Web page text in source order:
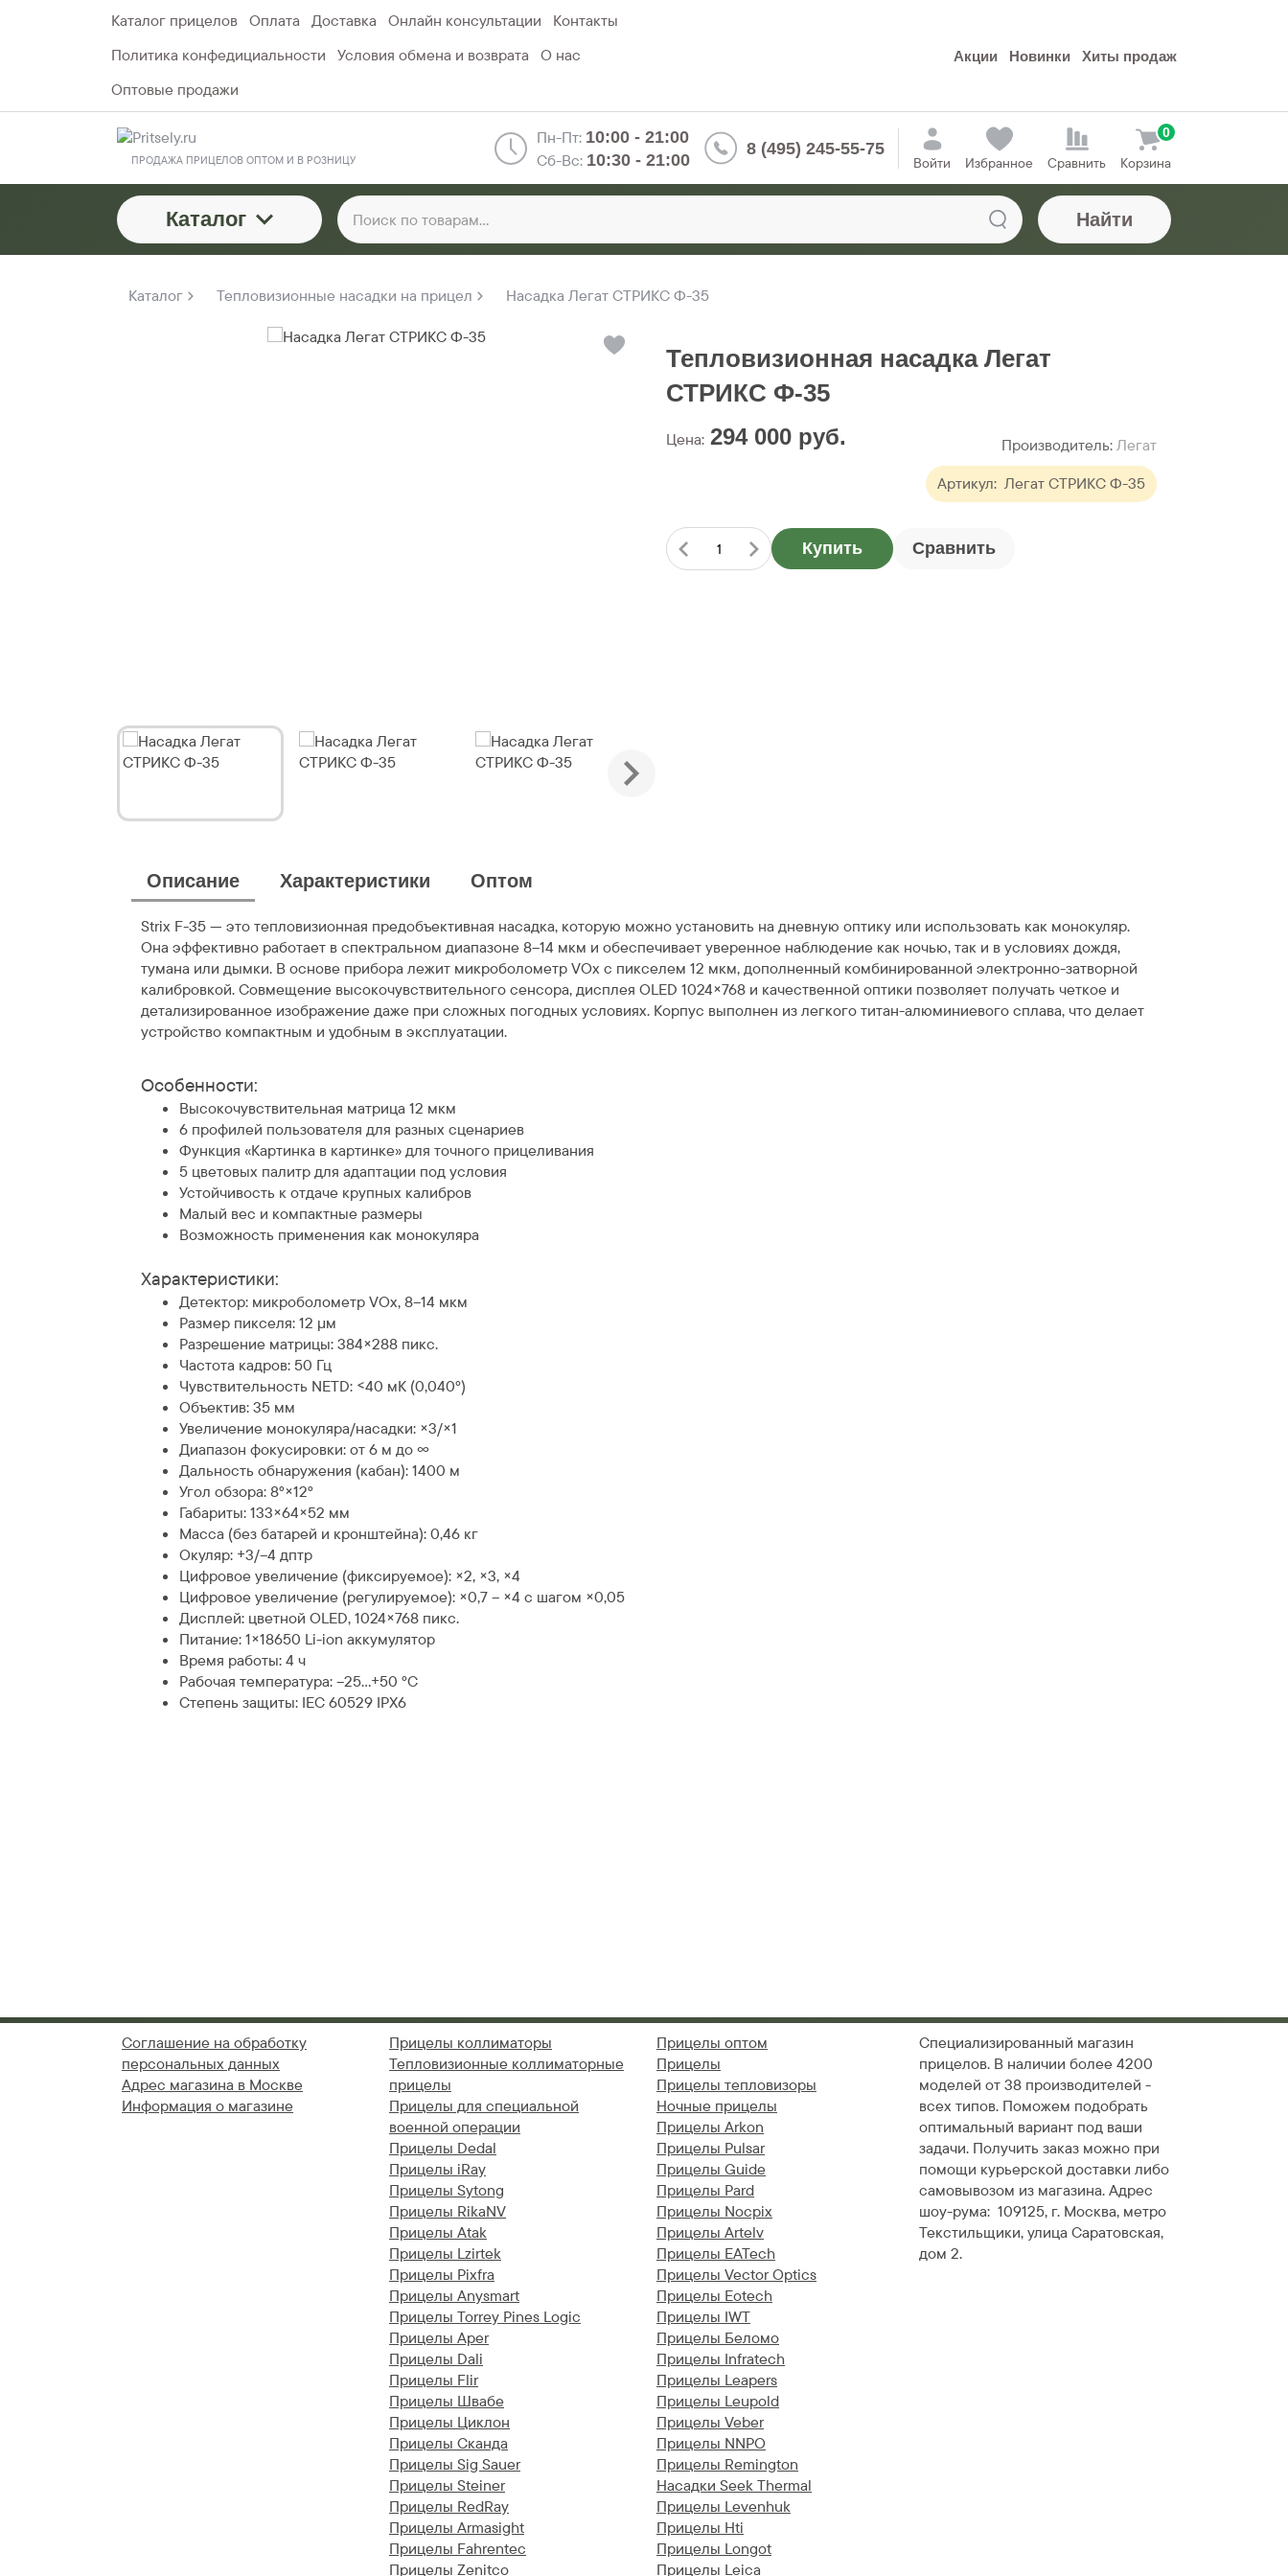
Каталог прицелов Оплата Доставка Онлайн консультации
Контакты
Политика конфедициальности
Условия обмена и возврата
О нас
Оптовые продажи
Акции Новинки Хиты продаж
ПРОДАЖА ПРИЦЕЛОВ ОПТОМ И В РОЗНИЦУ
Пн-Пт: 10:00 - 21:00
Сб-Вс: 10:30 - 21:00
8 (495) 245-55-75
Войти Избранное Сравнить Корзина
0
Каталог Найти
Каталог Тепловизионные насадки на прицел Насадка Легат СТРИКС Ф-35
Тепловизионная насадка Легат
СТРИКС Ф-35
Производитель:Легат
Артикул: Легат СТРИКС Ф-35
Цена: 294 000 руб.
Купить Сравнить
Описание Характеристики Оптом
Strix F-35 — это тепловизионная предобъективная насадка, которую можно установить на дневную оптику или использовать как монокуляр.
Она эффективно работает в спектральном диапазоне 8–14 мкм и обеспечивает уверенное наблюдение как ночью, так и в условиях дождя,
тумана или дымки. В основе прибора лежит микроболометр VOx с пикселем 12 мкм, дополненный комбинированной электронно-затворной
калибровкой. Совмещение высокочувствительного сенсора, дисплея OLED 1024×768 и качественной оптики позволяет получать четкое и
детализированное изображение даже при сложных погодных условиях. Корпус выполнен из легкого титан-алюминиевого сплава, что делает
устройство компактным и удобным в эксплуатации.
Особенности:
Высокочувствительная матрица 12 мкм
6 профилей пользователя для разных сценариев
Функция «Картинка в картинке» для точного прицеливания
5 цветовых палитр для адаптации под условия
Устойчивость к отдаче крупных калибров
Малый вес и компактные размеры
Возможность применения как монокуляра
Характеристики:
Детектор: микроболометр VOx, 8–14 мкм
Размер пикселя: 12 µм
Разрешение матрицы: 384×288 пикс.
Частота кадров: 50 Гц
Чувствительность NETD: <40 мК (0,040º)
Объектив: 35 мм
Увеличение монокуляра/насадки: ×3/×1
Диапазон фокусировки: от 6 м до ∞
Дальность обнаружения (кабан): 1400 м
Угол обзора: 8°×12°
Габариты: 133×64×52 мм
Масса (без батарей и кронштейна): 0,46 кг
Окуляр: +3/–4 дптр
Цифровое увеличение (фиксируемое): ×2, ×3, ×4
Цифровое увеличение (регулируемое): ×0,7 – ×4 с шагом ×0,05
Дисплей: цветной OLED, 1024×768 пикс.
Питание: 1×18650 Li-ion аккумулятор
Время работы: 4 ч
Рабочая температура: –25…+50 °C
Степень защиты: IEC 60529 IPX6
Соглашение на обработку
персональных данных
Адрес магазина в Москве
Информация о магазине
Прицелы коллиматоры
Тепловизионные коллиматорные
прицелы
Прицелы для специальной
военной операции
Прицелы Dedal
Прицелы iRay
Прицелы Sytong
Прицелы RikaNV
Прицелы Atak
Прицелы Lzirtek
Прицелы Pixfra
Прицелы Anysmart
Прицелы Torrey Pines Logic
Прицелы Aper
Прицелы Dali
Прицелы Flir
Прицелы Швабе
Прицелы Циклон
Прицелы Сканда
Прицелы Sig Sauer
Прицелы Steiner
Прицелы RedRay
Прицелы Armasight
Прицелы Fahrentec
Прицелы Zenitco
Прицелы оптом
Прицелы
Прицелы тепловизоры
Ночные прицелы
Прицелы Arkon
Прицелы Pulsar
Прицелы Guide
Прицелы Pard
Прицелы Nocpix
Прицелы Artelv
Прицелы EATech
Прицелы Vector Optics
Прицелы Eotech
Прицелы IWT
Прицелы Беломо
Прицелы Infratech
Прицелы Leapers
Прицелы Leupold
Прицелы Veber
Прицелы NNPO
Прицелы Remington
Насадки Seek Thermal
Прицелы Levenhuk
Прицелы Hti
Прицелы Longot
Прицелы Leica
Специализированный магазин
прицелов. В наличии более 4200
моделей от 38 производителей -
всех типов. Поможем подобрать
оптимальный вариант под ваши
задачи. Получить заказ можно при
помощи курьерской доставки либо
самовывозом из магазина. Адрес
шоу-рума: 109125, г. Москва, метро
Текстильщики, улица Саратовская,
дом 2.